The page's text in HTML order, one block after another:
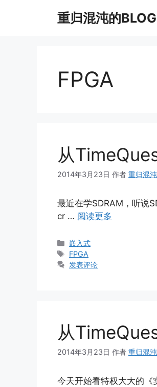
重归混沌的BLOG
FPGA
从
2014年3月23日 作者 重归混沌
最近在学SDRAM，听说
cr … 阅读更多
分
类
嵌入式
标
签
FPGA
发表评论
从
2014年3月23日 作者 重归混沌
今天开始看特权大大的